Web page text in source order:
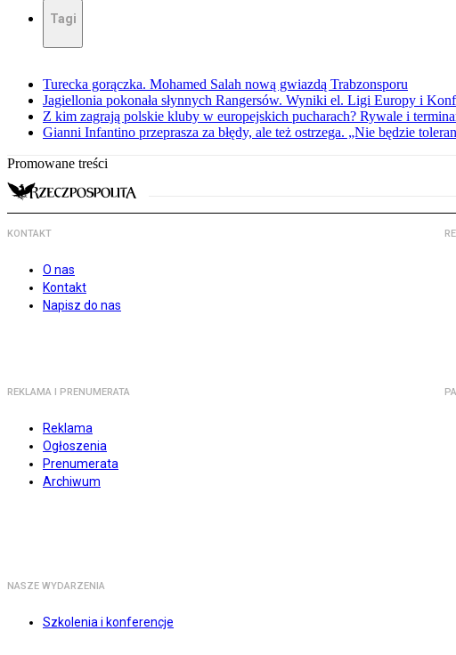
Tagi
Turecka gorączka. Mohamed Salah nową gwiazdą Trabzonsporu
Jagiellonia pokonała słynnych Rangersów. Wyniki el. Ligi Europy i
Z kim zagrają polskie kluby w europejskich pucharach? Rywale i
Gianni Infantino przeprasza za błędy, ale też ostrzega. „Nie będzie
Promowane treści
KONTAKT
O nas
Kontakt
Napisz do nas
REKLAMA I PRENUMERATA
Reklama
Ogłoszenia
Prenumerata
Archiwum
NASZE WYDARZENIA
Szkolenia i konferencje